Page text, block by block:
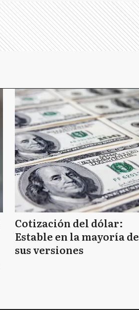
Cotización del dólar:
Estable en la mayoría de
sus versiones